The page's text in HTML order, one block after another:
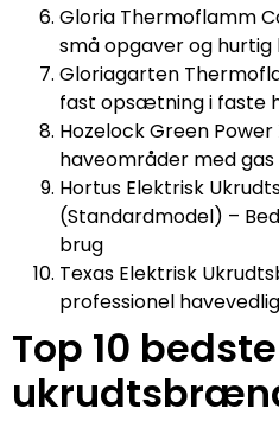
Gloria Thermoflamm
små opgaver og
Gloriagarten
fast opsætning i faste
Hozelock Green
haveområder med gas
Hortus Elektrisk
(Standardmodel) –
brug
Texas Elektrisk
professionel
Top 10 bedste